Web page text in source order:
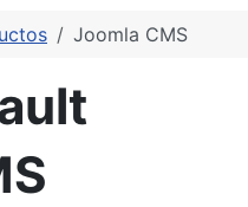
Joomla CMS